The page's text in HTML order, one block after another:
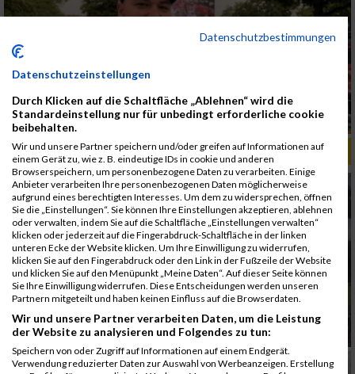
ALBUM B2RUN KÖLN / 05.09.2019
Datenschutzbestimmungen
Datenschutzeinstellungen
Durch Klicken auf die Schaltfläche „Ablehnen“ wird die
Standardeinstellung nur für unbedingt erforderliche cookie
beibehalten.
Wir und unsere Partner speichern und/oder greifen auf Informationen auf
einem Gerät zu, wie z. B. eindeutige IDs in cookie und anderen
Browserspeichern, um personenbezogene Daten zu verarbeiten. Einige
Anbieter verarbeiten Ihre personenbezogenen Daten möglicherweise
aufgrund eines berechtigten Interesses. Um dem zu widersprechen, öffnen
Sie die „Einstellungen“. Sie können Ihre Einstellungen akzeptieren, ablehnen
oder verwalten, indem Sie auf die Schaltfläche „Einstellungen verwalten“
klicken oder jederzeit auf die Fingerabdruck-Schaltfläche in der linken
unteren Ecke der Website klicken. Um Ihre Einwilligung zu widerrufen,
klicken Sie auf den Fingerabdruck oder den Link in der Fußzeile der Website
und klicken Sie auf den Menüpunkt „Meine Daten“. Auf dieser Seite können
Sie Ihre Einwilligung widerrufen. Diese Entscheidungen werden unseren
Partnern mitgeteilt und haben keinen Einfluss auf die Browserdaten.
Wir und unsere Partner verarbeiten Daten, um die Leistung
der Website zu analysieren und Folgendes zu tun:
Speichern von oder Zugriff auf Informationen auf einem Endgerät.
Verwendung reduzierter Daten zur Auswahl von Werbeanzeigen. Erstellung